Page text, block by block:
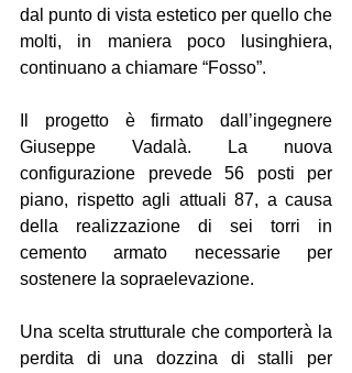
dal punto di vista estetico per quello che
molti, in maniera poco lusinghiera,
continuano a chiamare “Fosso”.
Il progetto è firmato dall’ingegnere
Giuseppe Vadalà. La nuova
configurazione prevede 56 posti per
piano, rispetto agli attuali 87, a causa
della realizzazione di sei torri in
cemento armato necessarie per
sostenere la sopraelevazione.
Una scelta strutturale che comporterà la
perdita di una dozzina di stalli per